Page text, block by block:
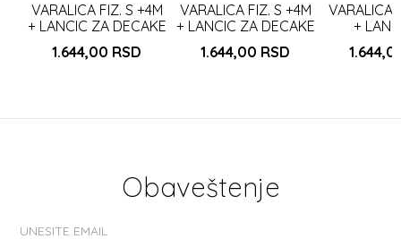
VARALICA FIZ. S +4M
+ LANCIC ZA DECAKE
TAMNO PLAVA
(302289)
1.644,00 RSD
VARALICA FIZ. S +4M
+ LANCIC ZA DECAKE
PLAVA (302289)
1.644,00 RSD
VARALICA
+
Obaveštenje